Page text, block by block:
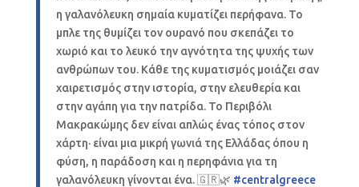
η γαλανόλευκη σημαία κυματίζει περήφανα. Το
μπλε της θυμίζει τον ουρανό που σκεπάζει το
χωριό και το λευκό την αγνότητα της ψυχής των
ανθρώπων του. Κάθε της κυματισμός μοιάζει σαν
χαιρετισμός στην ιστορία, στην ελευθερία και
στην αγάπη για την πατρίδα. Το Περιβόλι
Μακρακώμης δεν είναι απλώς ένας τόπος στον
χάρτη· είναι μια μικρή γωνιά της Ελλάδας όπου η
φύση, η παράδοση και η περηφάνια για τη
γαλανόλευκη γίνονται ένα. 🇬🇷🌿 #centralgreece